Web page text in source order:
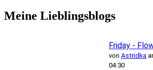
Meine Lieblingsblogs
Friday -
von Astridka
04:30